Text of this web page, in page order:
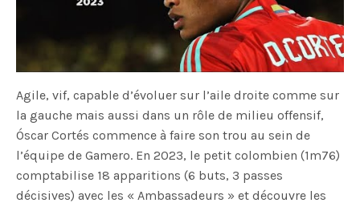
Agile, vif, capable d’évoluer sur l’aile droite comme sur
la gauche mais aussi dans un rôle de milieu offensif,
Óscar Cortés commence à faire son trou au sein de
l’équipe de Gamero. En 2023, le petit colombien (1m76)
comptabilise 18 apparitions (6 buts, 3 passes
décisives) avec les « Ambassadeurs » et découvre les